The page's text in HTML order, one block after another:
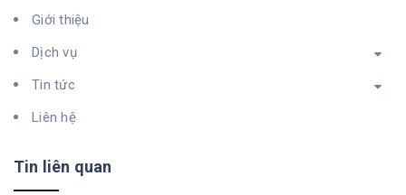
Giới thiệu
Dịch vụ
Tin tức
Liên hệ
Tin liên quan